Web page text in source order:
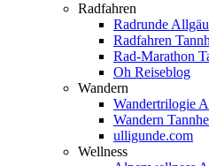
Radfahren
Radrunde Allgäu
Radfahren
Rad-Marathon
Oh Reiseblog
Wandern
Wandertrilogie
Wandern
ulligunde.com
Wellness